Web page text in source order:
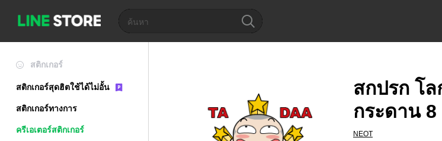
สติกเกอร์
สติกเกอร์สุดฮิตใช้ได้ไม่อั้น
สติกเกอร์ทางการ
ครีเอเตอร์สติกเกอร์
สกปรก โ
กระดาน 8
NEOT